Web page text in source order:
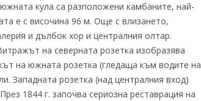
кула са разположени камбаните, най-
е с височина 96 м. Още с влизането,
и дълбок хор и централния олтар.
на северната розетка изобразява
на южната розетка (гледаща към водите на
Западната розетка (над централния вход)
1844 г. започва сериозна реставрация на